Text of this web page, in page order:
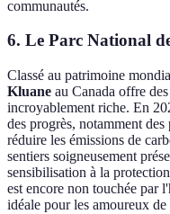
communautés.
6. Le Parc National
Classé au patrimoine
Kluane au Canada offre
incroyablement riche. En
des progrès, notamment
réduire les émissions de
sentiers soigneusement
sensibilisation à la
est encore non touchée par
idéale pour les amoureux de